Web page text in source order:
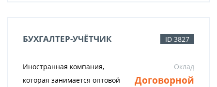
БУХГАЛТЕР-УЧЁТЧИК ID 3827
Иностранная компания,
которая занимается оптовой
Оклад
Договорной